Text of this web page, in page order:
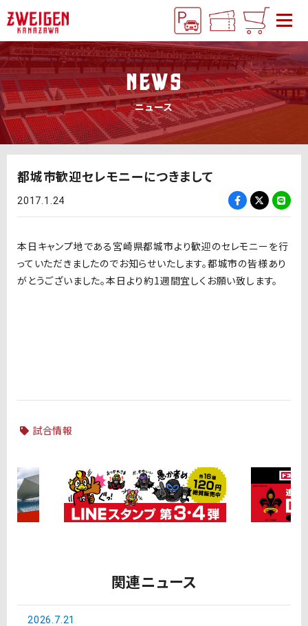
NEWS
ニュース
都城市歓迎セレモニーにつきまして
2017.1.24
本日キャンプ地である宮崎県都城市より歓迎のセレモニーを行
っていただきましたのでお知らせいたします。都城市の皆様あり
がとうございました。本日より約1週間宜しくお願い致します。
試合情報
関連ニュース
2026.7.21